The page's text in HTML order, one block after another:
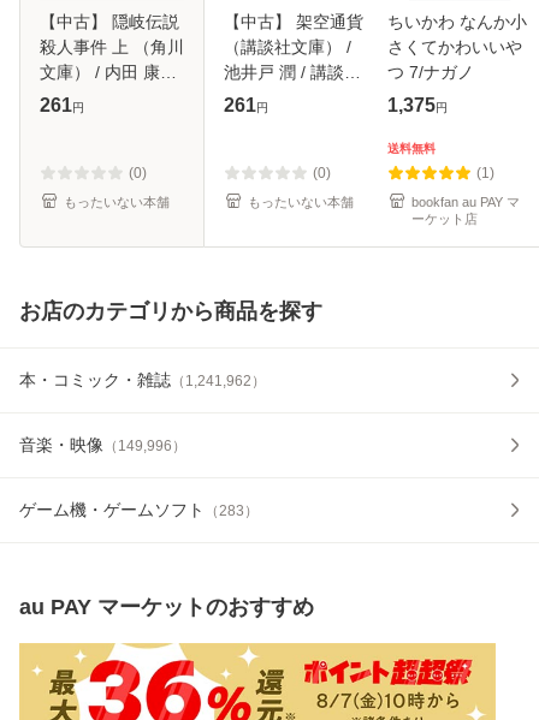
【中古】 隠岐伝説
殺人事件 上 （角川
文庫） / 内田 康夫
/ 角川書店 [文庫]
261円
(0)
もったいない本舗
【中古】 架空通貨
（講談社文庫） /
池井戸 潤 / 講談社
[文庫]【メール便送
261円
(0)
もったいない本舗
ちいかわ なんか小
さくてかわいいや
つ 7/ナガノ
1,375円
送料無料
(1)
bookfan au PAY マ
ーケット店
お店のカテゴリから商品を探す
本・コミック・雑誌 （ 1,241,962 ）
音楽・映像 （ 149,996 ）
ゲーム機・ゲームソフト （283 ）
au PAY マーケットのおすすめ